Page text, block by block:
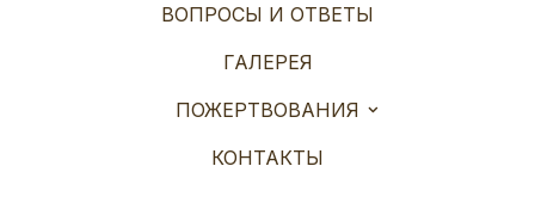
ВОПРОСЫ И ОТВЕТЫ
ГАЛЕРЕЯ
ПОЖЕРТВОВАНИЯ
КОНТАКТЫ